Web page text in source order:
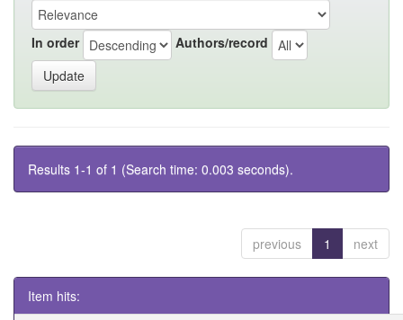
In order Authors/record
Results 1-1 of 1 (Search time: 0.003 seconds).
previous 1 next
Item hits: